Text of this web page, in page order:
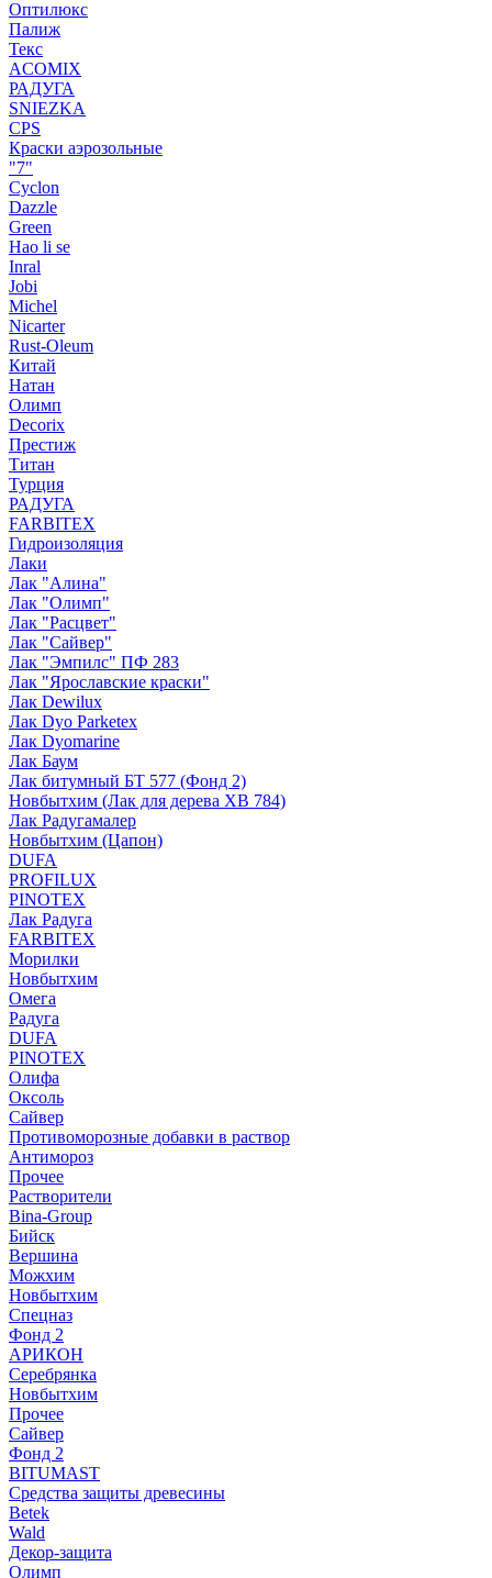
Оптилюкс
Палиж
Текс
ACOMIX
РАДУГА
SNIEZKA
CPS
Краски аэрозольные
"7"
Cyclon
Dazzle
Green
Hao li se
Inral
Jobi
Michel
Nicarter
Rust-Oleum
Китай
Натан
Олимп
Decorix
Престиж
Титан
Турция
РАДУГА
FARBITEX
Гидроизоляция
Лаки
Лак "Алина"
Лак "Олимп"
Лак "Расцвет"
Лак "Сайвер"
Лак "Эмпилс" ПФ 283
Лак "Ярославские краски"
Лак Dewilux
Лак Dyo Parketex
Лак Dyomarine
Лак Баум
Лак битумный БТ 577 (Фонд 2)
Новбытхим (Лак для дерева ХВ 784)
Лак Радугамалер
Новбытхим (Цапон)
DUFA
PROFILUX
PINOTEX
Лак Радуга
FARBITEX
Морилки
Новбытхим
Омега
Радуга
DUFA
PINOTEX
Олифа
Оксоль
Сайвер
Противоморозные добавки в раствор
Антимороз
Прочее
Растворители
Bina-Group
Бийск
Вершина
Можхим
Новбытхим
Спецназ
Фонд 2
АРИКОН
Серебрянка
Новбытхим
Прочее
Сайвер
Фонд 2
BITUMAST
Средства защиты древесины
Betek
Wald
Декор-защита
Олимп